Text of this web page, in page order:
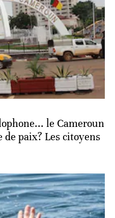
le Cameroun
paix? Les citoyens